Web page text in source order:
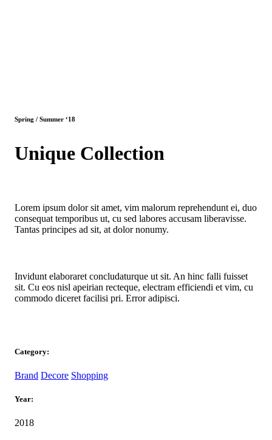
Spring / Summer ‘18
Unique Collection
Lorem ipsum dolor sit amet, vim malorum reprehendunt ei, duo
consequat temporibus ut, cu sed labores accusam liberavisse.
Tantas principes ad sit, at dolor nonumy.
Invidunt elaboraret concludaturque ut sit. An hinc falli fuisset
sit. Cu eos nisl apeirian recteque, electram efficiendi et vim, cu
commodo diceret facilisi pri. Error adipisci.
Category:
Brand Decore Shopping
Year:
2018